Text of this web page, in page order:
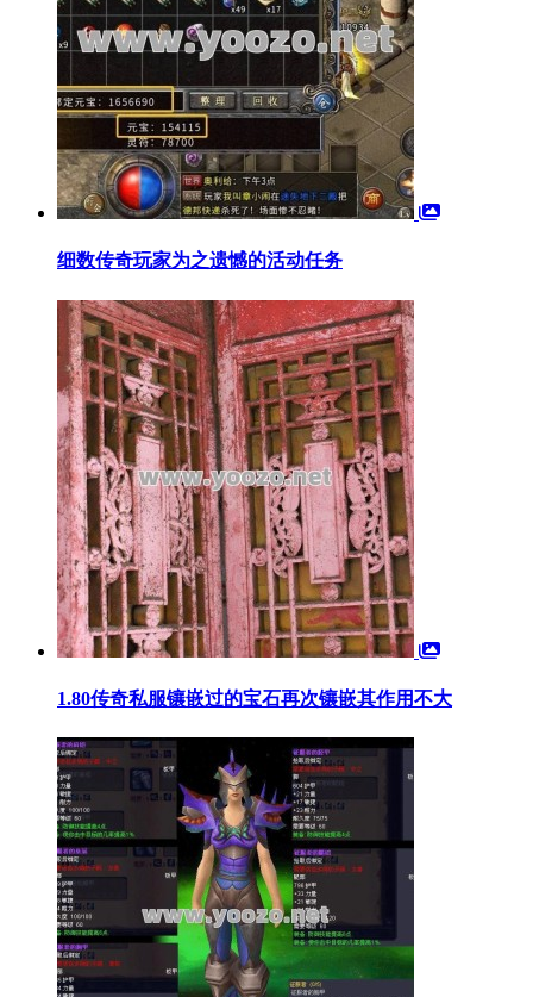
细数传奇玩家为之遗憾的活动任务
1.80传奇私服镶嵌过的宝石再次镶嵌其作用不大